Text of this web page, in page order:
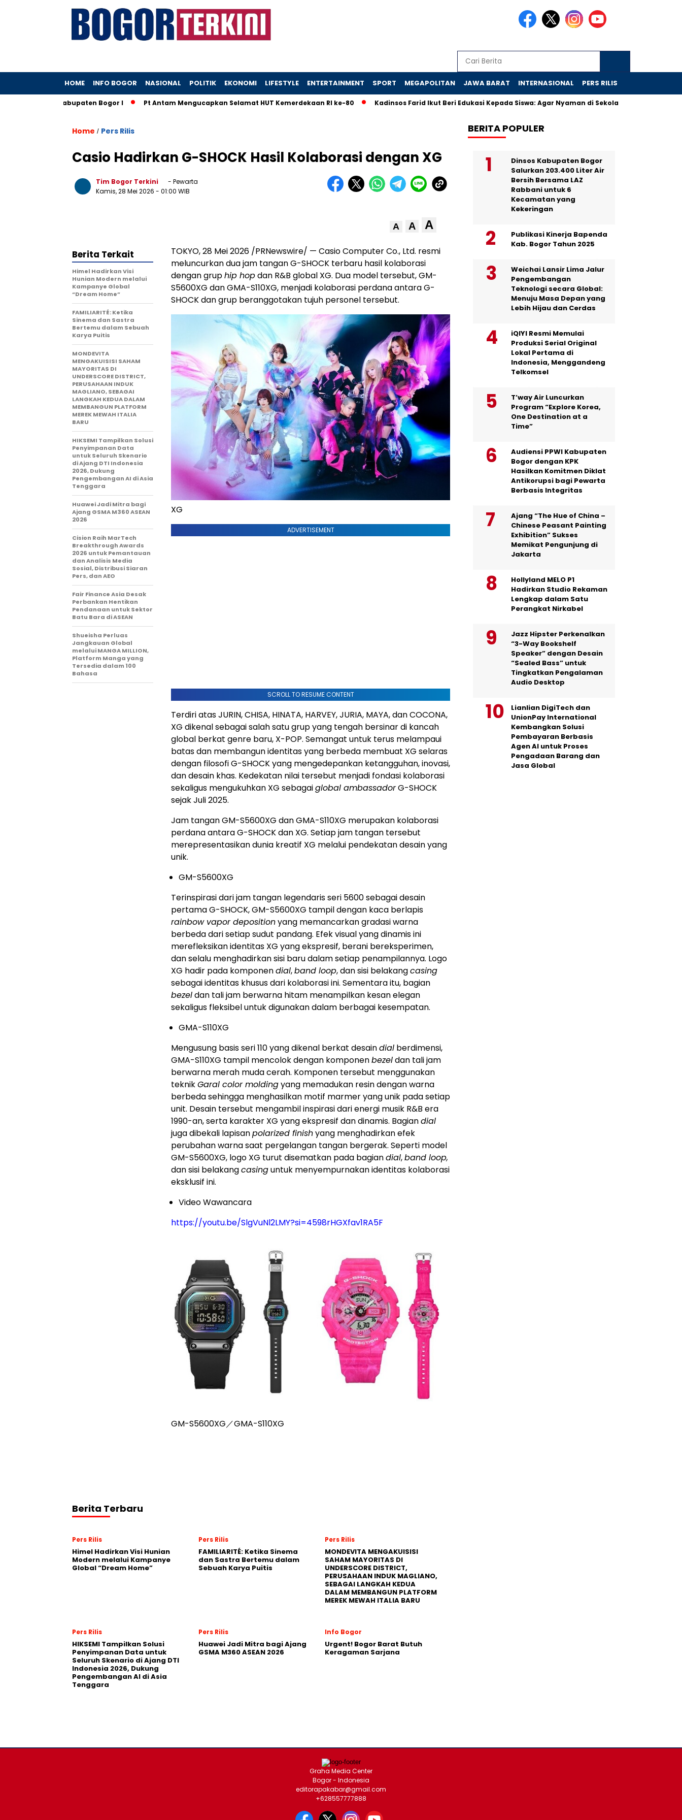
HOME INFO BOGOR NASIONAL POLITIK EKONOMI LIFESTYLE ENTERTAINMENT SPORT MEGAPOLITAN JAWA BARAT INTERNASIONAL PERS RILIS
Kantah Kabupaten Bogor I Pt Antam Mengucapkan Selamat HUT Kemerdekaan RI ke-80 Kadinsos Farid Ikut Beri Edukasi Kepada Siswa: Agar Nyaman di Sekolah Rakyat
Home / Pers Rilis
Casio Hadirkan G-SHOCK Hasil Kolaborasi dengan XG
Tim Bogor Terkini
- Pewarta
Kamis, 28 Mei 2026 - 01:00 WIB
A A A
TOKYO, 28 Mei 2026 /PRNewswire/ — Casio Computer Co., Ltd. resmi
meluncurkan dua jam tangan G-SHOCK terbaru hasil kolaborasi
dengan gruphip hopdan R&B global XG. Dua model tersebut, GM-
S5600XG dan GMA-S110XG, menjadi kolaborasi perdana antara G-
SHOCK dan grup beranggotakan tujuh personel tersebut.
XG
ADVERTISEMENT
SCROLL TO RESUME CONTENT
Terdiri atas JURIN, CHISA, HINATA, HARVEY, JURIA, MAYA, dan COCONA,
XG dikenal sebagai salah satu grup yang tengah bersinar di kancah
global berkat genre baru, X-POP. Semangat untuk terus melampaui
batas dan membangun identitas yang berbeda membuat XG selaras
dengan filosofi G-SHOCK yang mengedepankan ketangguhan, inovasi,
dan desain khas. Kedekatan nilai tersebut menjadi fondasi kolaborasi
sekaligus mengukuhkan XG sebagaiglobal ambassadorG-SHOCK
sejak Juli 2025.
Jam tangan GM-S5600XG dan GMA-S110XG merupakan kolaborasi
perdana antara G-SHOCK dan XG. Setiap jam tangan tersebut
merepresentasikan dunia kreatif XG melalui pendekatan desain yang
unik.
GM-S5600XG
Terinspirasi dari jam tangan legendaris seri 5600 sebagai desain
pertama G-SHOCK, GM-S5600XG tampil dengan kaca berlapis
rainbow vapor depositionyang memancarkan gradasi warna
berbeda dari setiap sudut pandang. Efek visual yang dinamis ini
merefleksikan identitas XG yang ekspresif, berani bereksperimen,
dan selalu menghadirkan sisi baru dalam setiap penampilannya. Logo
XG hadir pada komponendial,band loop, dan sisi belakangcasing
sebagai identitas khusus dari kolaborasi ini. Sementara itu, bagian
bezeldan tali jam berwarna hitam menampilkan kesan elegan
sekaligus fleksibel untuk digunakan dalam berbagai kesempatan.
GMA-S110XG
Mengusung basis seri 110 yang dikenal berkat desaindial berdimensi,
GMA-S110XG tampil mencolok dengan komponenbezeldan tali jam
berwarna merah muda cerah. Komponen tersebut menggunakan
teknikGaral color moldingyang memadukan resin dengan warna
berbeda sehingga menghasilkan motif marmer yang unik pada setiap
unit. Desain tersebut mengambil inspirasi dari energi musik R&B era
1990-an, serta karakter XG yang ekspresif dan dinamis. Bagiandial
juga dibekali lapisanpolarized finishyang menghadirkan efek
perubahan warna saat pergelangan tangan bergerak. Seperti model
GM-S5600XG, logo XG turut disematkan pada bagiandial,band loop,
dan sisi belakangcasinguntuk menyempurnakan identitas kolaborasi
eksklusif ini.
Video Wawancara
https://youtu.be/SlgVuNl2LMY?si=4598rHGXfav1RA5F
GM-S5600XG／GMA-S110XG
Berita Terkait
Himel Hadirkan Visi
Hunian Modern melalui
Kampanye Global
“Dream Home”
FAMILIARITÉ: Ketika
Sinema dan Sastra
Bertemu dalam Sebuah
Karya Puitis
MONDEVITA
MENGAKUISISI SAHAM
MAYORITAS DI
UNDERSCORE DISTRICT,
PERUSAHAAN INDUK
MAGLIANO, SEBAGAI
LANGKAH KEDUA DALAM
MEMBANGUN PLATFORM
MEREK MEWAH ITALIA
BARU
HIKSEMI Tampilkan Solusi
Penyimpanan Data
untuk Seluruh Skenario
di Ajang DTI Indonesia
2026, Dukung
Pengembangan AI di Asia
Tenggara
Huawei Jadi Mitra bagi
Ajang GSMA M360 ASEAN
2026
Cision Raih MarTech
Breakthrough Awards
2026 untuk Pemantauan
dan Analisis Media
Sosial, Distribusi Siaran
Pers, dan AEO
Fair Finance Asia Desak
Perbankan Hentikan
Pendanaan untuk Sektor
Batu Bara di ASEAN
Shueisha Perluas
Jangkauan Global
melalui MANGA MILLION,
Platform Manga yang
Tersedia dalam 100
Bahasa
Berita Terbaru
Pers Rilis
Himel Hadirkan Visi Hunian
Modern melalui Kampanye
Global “Dream Home”
Pers Rilis
FAMILIARITÉ: Ketika Sinema
dan Sastra Bertemu dalam
Sebuah Karya Puitis
Pers Rilis
MONDEVITA MENGAKUISISI
SAHAM MAYORITAS DI
UNDERSCORE DISTRICT,
PERUSAHAAN INDUK MAGLIANO,
SEBAGAI LANGKAH KEDUA
DALAM MEMBANGUN PLATFORM
MEREK MEWAH ITALIA BARU
Pers Rilis
HIKSEMI Tampilkan Solusi
Penyimpanan Data untuk
Seluruh Skenario di Ajang DTI
Indonesia 2026, Dukung
Pengembangan AI di Asia
Tenggara
Pers Rilis
Huawei Jadi Mitra bagi Ajang
GSMA M360 ASEAN 2026
Info Bogor
Urgent! Bogor Barat Butuh
Keragaman Sarjana
BERITA POPULER
Dinsos Kabupaten Bogor
Salurkan 203.400 Liter Air
Bersih Bersama LAZ
Rabbani untuk 6
Kecamatan yang
Kekeringan
Publikasi Kinerja Bapenda
Kab. Bogor Tahun 2025
Weichai Lansir Lima Jalur
Pengembangan
Teknologi secara Global:
Menuju Masa Depan yang
Lebih Hijau dan Cerdas
iQIYI Resmi Memulai
Produksi Serial Original
Lokal Pertama di
Indonesia, Menggandeng
Telkomsel
T’way Air Luncurkan
Program “Explore Korea,
One Destination at a
Time”
Audiensi PPWI Kabupaten
Bogor dengan KPK
Hasilkan Komitmen Diklat
Antikorupsi bagi Pewarta
Berbasis Integritas
Ajang “The Hue of China –
Chinese Peasant Painting
Exhibition” Sukses
Memikat Pengunjung di
Jakarta
Hollyland MELO P1
Hadirkan Studio Rekaman
Lengkap dalam Satu
Perangkat Nirkabel
Jazz Hipster Perkenalkan
“3-Way Bookshelf
Speaker” dengan Desain
“Sealed Bass” untuk
Tingkatkan Pengalaman
Audio Desktop
Lianlian DigiTech dan
UnionPay International
Kembangkan Solusi
Pembayaran Berbasis
Agen AI untuk Proses
Pengadaan Barang dan
Jasa Global
Graha Media Center
Bogor - Indonesia
editorapakabar@gmail.com
+628557777888